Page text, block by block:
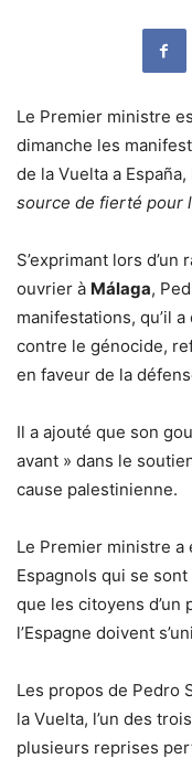
Le Premier ministre
dimanche les
de la Vuelta a
source de fierté pour
S’exprimant lors
ouvrier à Málaga,
manifestations, qu’il
contre le génocide,
en faveur de la
Il a ajouté que son
avant » dans le
cause palestinienne.
Le Premier ministre
Espagnols qui se
que les citoyens
l’Espagne doivent
Les propos de Pedro
la Vuelta, l’un des
plusieurs reprises